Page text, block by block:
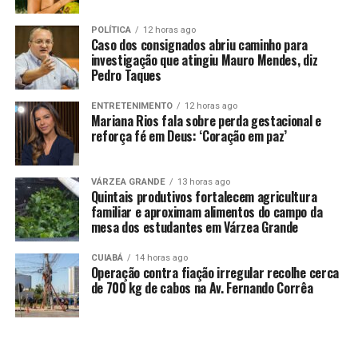
físico, ficou no banco). Já Filipe Luís apostou na trinca
ofensiva formada por Michael, Plata e Bruno Henrique
no Flamengo. Arrascaeta, que aprimora a forma física,
iniciou entre os reservas. No aquecimento, Gerson
sentiu um incômodo na perna direita, mas foi para o
jogo.
A primeira investida de perigo foi rubro-negra. Wesley
recebeu pela direita e cruzou, mas ninguém conseguiu
completar. A bola passou perigosamente pela área e saiu
pela linha de fundo, à direita. A pressão inicial do
Flamengo deu resultado. Aos nove minutos, Bruno
Henrique recebeu, passou pela marcação, invadiu a área
e foi derrubado por Lucas Halter. Pênalti. Bruno
Henrique cobrou, John ainda tocou nela, mas não evitou:
1 a 0.
POLÍTICA 12 horas ago
Caso dos consignados abriu caminho para
investigação que atingiu Mauro Mendes, diz
Pedro Taques
ENTRETENIMENTO 12 horas ago
Mariana Rios fala sobre perda gestacional e
reforça fé em Deus: ‘Coração em paz’
VÁRZEA GRANDE 13 horas ago
Quintais produtivos fortalecem agricultura
familiar e aproximam alimentos do campo da
mesa dos estudantes em Várzea Grande
CUIABÁ 14 horas ago
Operação contra fiação irregular recolhe cerca
de 700 kg de cabos na Av. Fernando Corrêa